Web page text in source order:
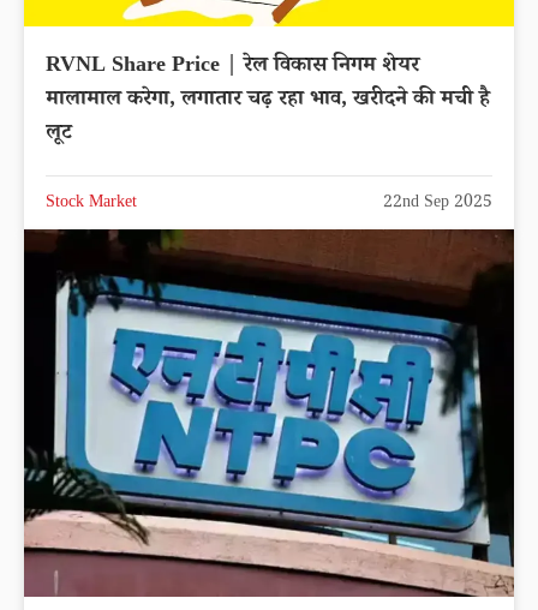
RVNL Share Price | रेल विकास निगम शेयर
मालामाल करेगा, लगातार चढ़ रहा भाव, खरीदने की मची है
लूट
Stock Market 22nd Sep 2025